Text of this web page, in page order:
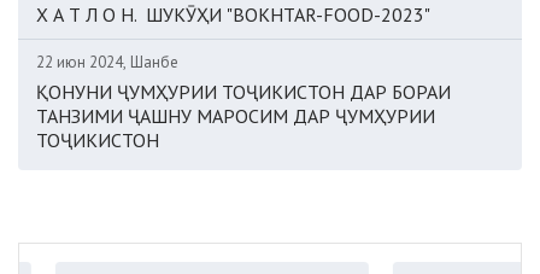
Х А Т Л О Н. ШУКӮҲИ "BOKHTAR-FOOD-2023"
22 июн 2024, Шанбе
ҚОНУНИ ҶУМҲУРИИ ТОҶИКИСТОН ДАР БОРАИ
ТАНЗИМИ ҶАШНУ МАРОСИМ ДАР ҶУМҲУРИИ
ТОҶИКИСТОН